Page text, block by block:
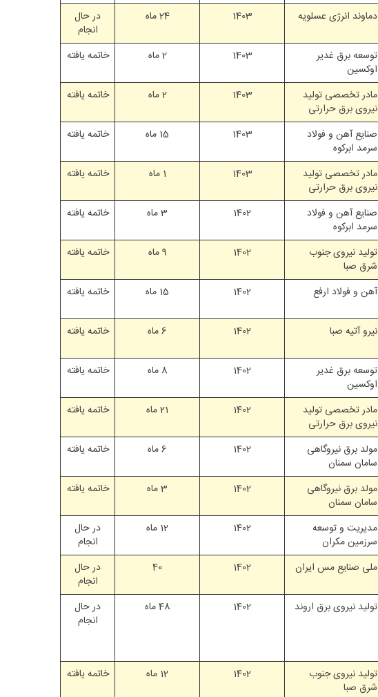
دماوند انرژی عسلویه 1403 24 ماه
در حال
انجام
توسعه برق غدیر
اوکسین
1403 2 ماه خاتمه یافته
مادر تخصصی تولید
نیروی برق حرارتی
1403 2 ماه خاتمه یافته
صنایع آهن و فولاد
سرمد ابرکوه
1403 15 ماه خاتمه یافته
مادر تخصصی تولید
نیروی برق حرارتی
1403 1 ماه خاتمه یافته
صنایع آهن و فولاد
سرمد ابرکوه
1402 3 ماه خاتمه یافته
تولید نیروی جنوب
شرق صبا
1402 9 ماه خاتمه یافته
آهن و فولاد ارفع 1402 15 ماه خاتمه یافته
نیرو آتیه صبا 1402 6 ماه خاتمه یافته
توسعه برق غدیر
اوکسین
1402 8 ماه خاتمه یافته
مادر تخصصی تولید
نیروی برق حرارتی
1402 21 ماه خاتمه یافته
مولد برق نیروگاهی
سامان سمنان
1402 6 ماه خاتمه یافته
مولد برق نیروگاهی
سامان سمنان
1402 3 ماه خاتمه یافته
مدیریت و توسعه
سرزمین مکران
1402 12 ماه
در حال
انجام
ملی صنایع مس ایران 1402
40
در حال
انجام
تولید نیروی برق اروند 1402 48 ماه
در حال
انجام
تولید نیروی جنوب
شرق صبا
1402 12 ماه خاتمه یافته